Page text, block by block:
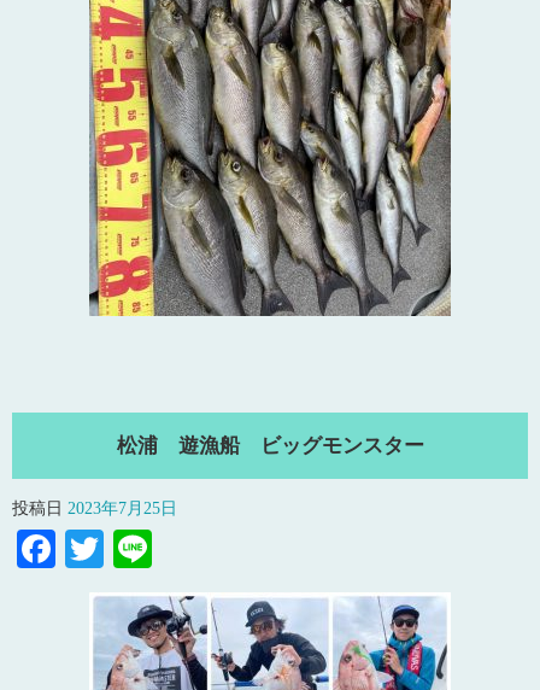
松浦 遊漁船 ビッグモンスター
投稿日 2023年7月25日
Facebook
Twitter